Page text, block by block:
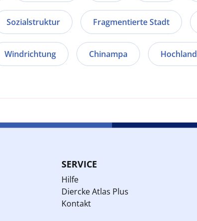
Sozialstruktur Fragmentierte Stadt
Windrichtung Chinampa Hochland
SERVICE
Hilfe
Diercke Atlas Plus
Kontakt